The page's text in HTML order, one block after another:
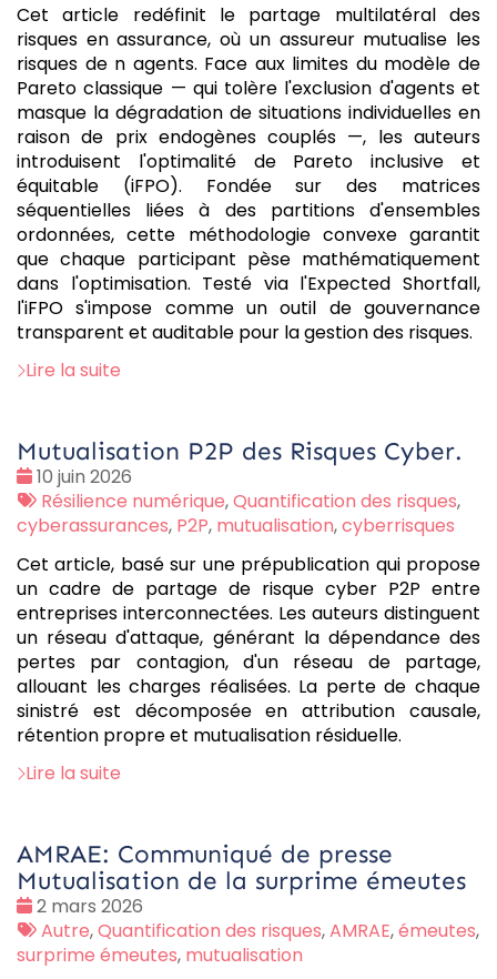
Cet article redéfinit le partage multilatéral des
risques en assurance, où un assureur mutualise les
risques de n agents. Face aux limites du modèle de
Pareto classique — qui tolère l'exclusion d'agents et
masque la dégradation de situations individuelles en
raison de prix endogènes couplés —, les auteurs
introduisent l'optimalité de Pareto inclusive et
équitable (iFPO). Fondée sur des matrices
séquentielles liées à des partitions d'ensembles
ordonnées, cette méthodologie convexe garantit
que chaque participant pèse mathématiquement
dans l'optimisation. Testé via l'Expected Shortfall,
l'iFPO s'impose comme un outil de gouvernance
transparent et auditable pour la gestion des risques.
Lire la suite
Mutualisation P2P des Risques Cyber.
Date
:
10 juin 2026
Tags
:
Résilience numérique,Quantification des risques,
cyberassurances, P2P, mutualisation,cyberrisques
Cet article, basé sur une prépublication qui propose
un cadre de partage de risque cyber P2P entre
entreprises interconnectées. Les auteurs distinguent
un réseau d'attaque, générant la dépendance des
pertes par contagion, d'un réseau de partage,
allouant les charges réalisées. La perte de chaque
sinistré est décomposée en attribution causale,
rétention propre et mutualisation résiduelle.
Lire la suite
AMRAE: Communiqué de presse
Mutualisation de la surprime émeutes
Date
:
2 mars 2026
Tags
:
Autre,Quantification des risques,AMRAE,émeutes,
surprime émeutes, mutualisation